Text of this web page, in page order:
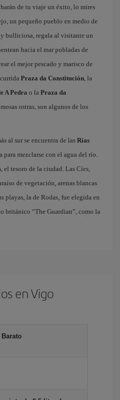
de tu viaje un éxito, lo mires
un pequeño pueblo en medio de
bulliciosa, regala al visitante un
hacia el mar pobladas de
el mejor pescado y marisco de
Praza da Constitución, la
A Pedra o la Praza da
ostras, son algunos de los
al sur se encuentra de las Rías
para mezclarse con el agua del río.
, el tesoro de la ciudad. Las Cíes,
de vegetación, arenas blancas
playas, la de Rodas, fue elegida en
británico “The Guardian”, como la
en Vigo